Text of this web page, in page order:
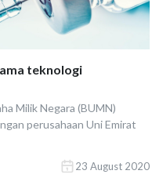
teknologi
Milik Negara (BUMN)
perusahaan Uni Emirat
23 August 2020